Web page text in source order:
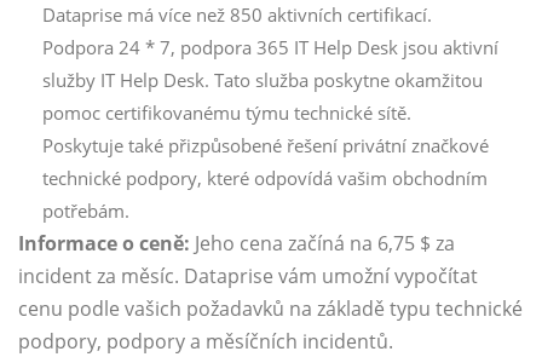
Dataprise má více než 850 aktivních certifikací.
Podpora 24 * 7, podpora 365 IT Help Desk jsou aktivní
služby IT Help Desk. Tato služba poskytne okamžitou
pomoc certifikovanému týmu technické sítě.
Poskytuje také přizpůsobené řešení privátní značkové
technické podpory, které odpovídá vašim obchodním
potřebám.
Informace o ceně: Jeho cena začíná na 6,75 $ za
incident za měsíc. Dataprise vám umožní vypočítat
cenu podle vašich požadavků na základě typu technické
podpory, podpory a měsíčních incidentů.